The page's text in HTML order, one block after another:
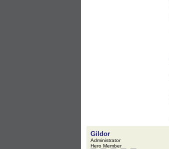
Gildor
Administrator
Hero Member